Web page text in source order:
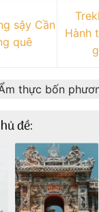
sậy Cần
quê
Hành
thực bốn
đề: